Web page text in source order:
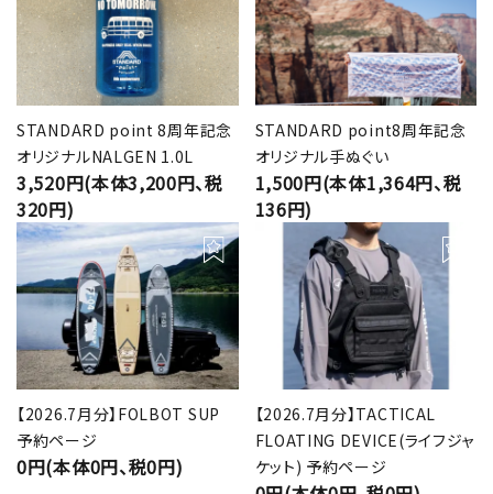
STANDARD point 8周年記念
オリジナルNALGEN 1.0L
3,520円(本体3,200円、税
320円)
STANDARD point8周年記念
オリジナル手ぬぐい
1,500円(本体1,364円、税
136円)
【2026.7月分】FOLBOT SUP
予約ページ
0円(本体0円、税0円)
【2026.7月分】TACTICAL
FLOATING DEVICE(ライフジャ
ケット) 予約ページ